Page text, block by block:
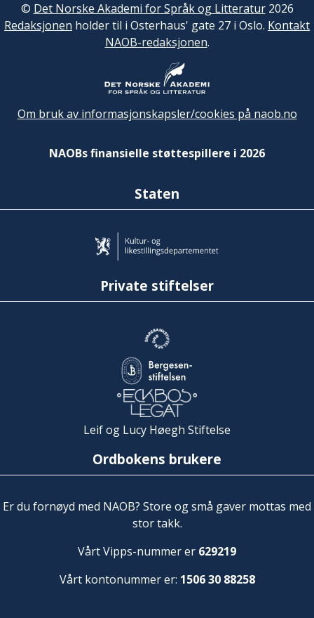
© Det Norske Akademi for Språk og Litteratur2026
Redaksjonen holder til i Osterhaus' gate 27 i Oslo. Kontakt
NAOB-redaksjonen.
Om bruk av informasjonskapsler/cookies på naob.no
NAOBs finansielle støttespillere i 2026
Staten
Private stiftelser
Leif og Lucy Høegh Stiftelse
Ordbokens brukere
Er du fornøyd med NAOB? Store og små gaver mottas med
stor takk.
Vårt Vipps-nummer er 629219
Vårt kontonummer er: 1506 30 88258